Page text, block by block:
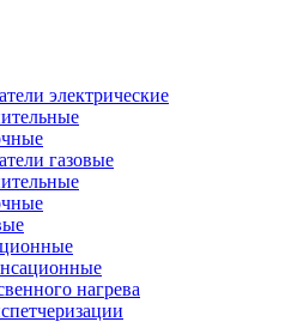
электрические
газовые
нагрева